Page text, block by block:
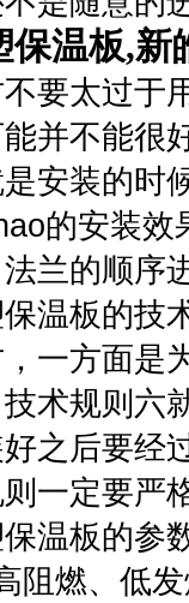
保温板,新
要太过于
并不能很
是安装的时
的安装效
兰的顺序
温板的技
一方面是
术规则六
之后要经
一定要严
温板的参
阻燃、低